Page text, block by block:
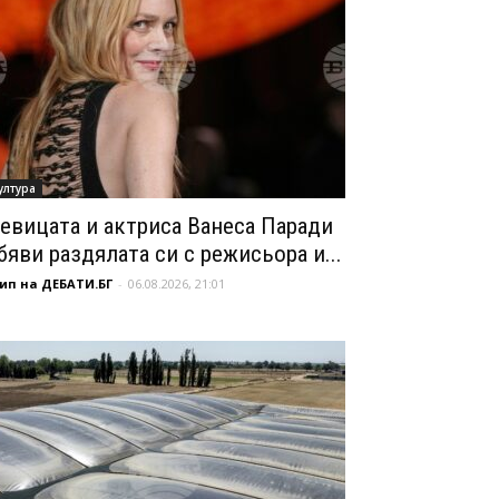
и актриса Ванеса Паради
раздялата си с режисьора и...
на ДЕБАТИ.БГ - 06.08.2026, 21:01